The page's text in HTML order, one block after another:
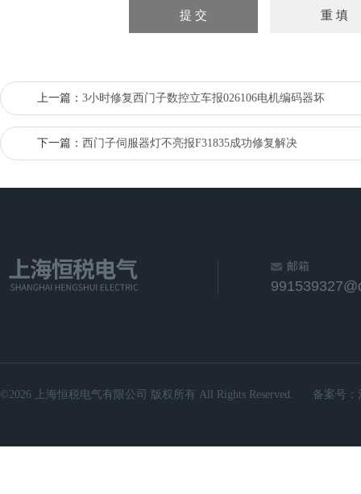
上一篇： 3小时修复西门子数控立车报026106电机编码器坏
下一篇： 西门子伺服器灯不亮报F31835成功修复解决
邮箱
©2026 上海恒税电气有限公司 版权所有 All Rights Reserved. 备案号：